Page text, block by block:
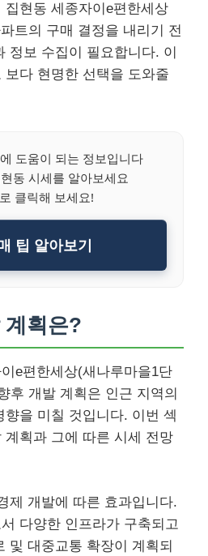
집현동 세종자이e편한세상
트의 구매 결정을 내리기 전
정보 수집이 필요합니다. 이
보다 현명한 선택을 도와줄
도움이 되는 정보입니다
동 시세를 알아보세요
클릭해 보세요!
팁 알아보기
계획은?
e편한세상(새나루마을1단
후 개발 계획은 인근 지역의
을 미칠 것입니다. 이번 섹
계획과 그에 따른 시세 전망
제 개발에 따른 효과입니다.
다양한 인프라가 구축되고
및 대중교통 확장이 계획되